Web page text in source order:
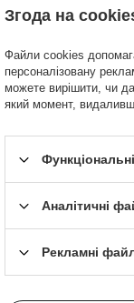
Згода на
Файли cookies
персоналізовану
можете вирішити, чи
який момент,
Аналітичні
Рекламні